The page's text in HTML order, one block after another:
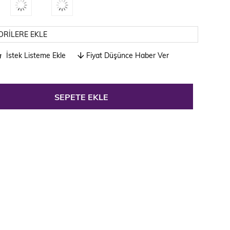
EKLE
İstek Listeme Ekle Fiyat Düşünce Haber Ver